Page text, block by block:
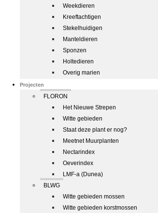
Weekdieren
Kreeftachtigen
Stekelhuidigen
Manteldieren
Sponzen
Holtedieren
Overig marien
Projecten
FLORON
Het Nieuwe Strepen
Witte gebieden
Staat deze plant er nog?
Meetnet Muurplanten
Nectarindex
Oeverindex
LMF-a (Dunea)
BLWG
Witte gebieden mossen
Witte gebieden korstmossen